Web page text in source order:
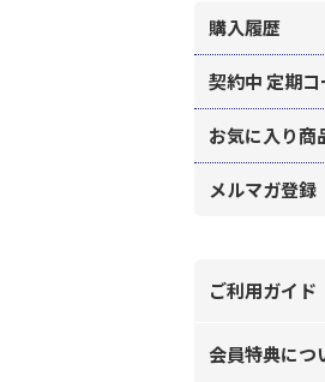
購入履歴
契約中 定期コ
お気に入り商
メルマガ登録
ご利用ガイド
会員特典につ